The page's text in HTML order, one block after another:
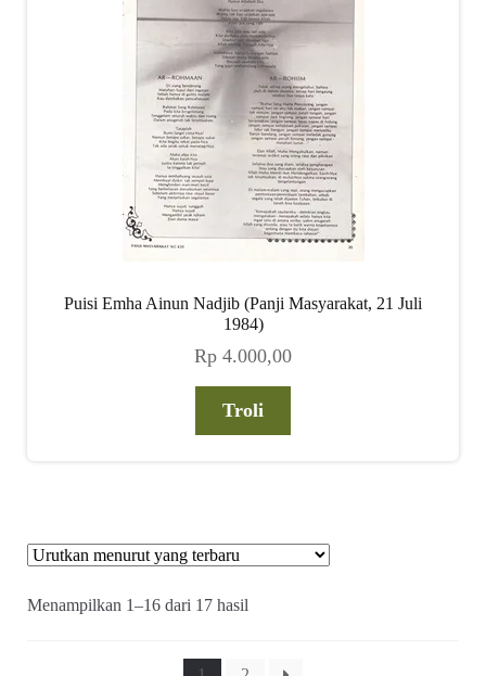
Puisi Emha Ainun Nadjib (Panji Masyarakat, 21 Juli
1984)
Rp 4.000,00
Troli
Menampilkan 1–16 dari 17 hasil
terbaru